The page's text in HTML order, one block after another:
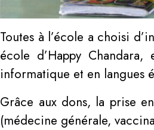
Toutes à l’école a choisi
école d’Happy
informatique et en langues
Grâce aux dons, la prise
(médecine générale,